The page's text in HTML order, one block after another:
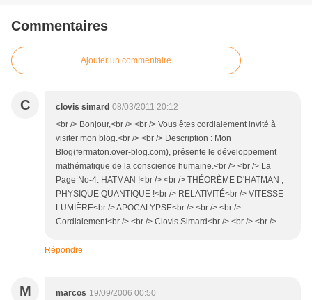
Commentaires
Ajouter un commentaire
C clovis simard 08/03/2011 20:12
<br /> Bonjour,<br /> <br /> Vous êtes cordialement invité à
visiter mon blog.<br /> <br /> Description : Mon
Blog(fermaton.over-blog.com), présente le développement
mathématique de la conscience humaine.<br /> <br /> La
Page No-4: HATMAN !<br /> <br /> THÉORÈME D'HATMAN ,
PHYSIQUE QUANTIQUE !<br /> RELATIVITÉ<br /> VITESSE
LUMIÈRE<br /> APOCALYPSE<br /> <br /> <br />
Cordialement<br /> <br /> Clovis Simard<br /> <br /> <br />
Répondre
M marcos 19/09/2006 00:50